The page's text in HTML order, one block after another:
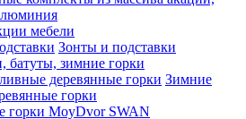
мебели
Зонты и подставки
батуты, зимние горки
Зимние
горки
горки MoyDvor SWAN